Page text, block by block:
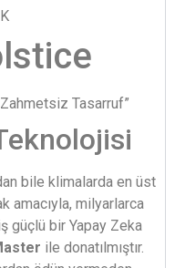
Tasarruf”
bile klimalarda en üst
amacıyla, milyarlarca
güçlü bir Yapay Zeka
ile donatılmıştır.